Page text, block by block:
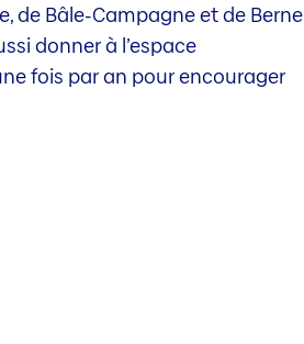
de Bâle-Campagne et de Berne
donner à l’espace
fois par an pour encourager